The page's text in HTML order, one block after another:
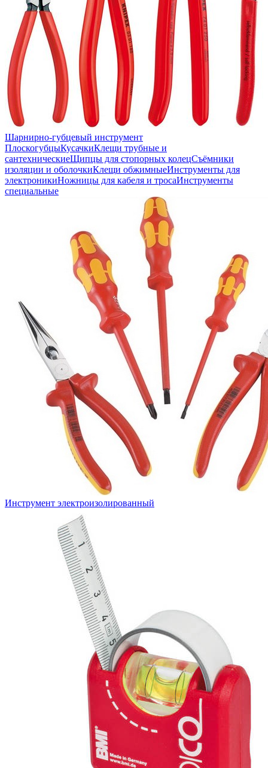
Шарнирно-губцевый инструмент
ПлоскогубцыКусачкиКлещи трубные и
сантехническиеЩипцы для стопорных колецСъёмники
изоляции и оболочкиКлещи обжимныеИнструменты для
электроникиНожницы для кабеля и тросаИнструменты
специальные
Инструмент электроизолированный